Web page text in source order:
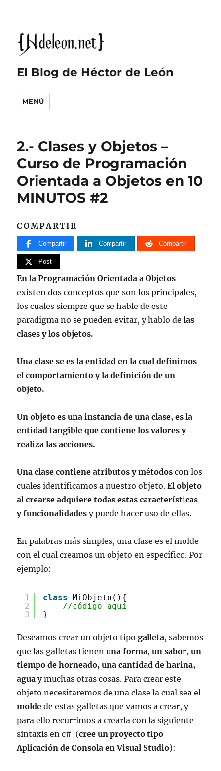
El Blog de Héctor de León
MENÚ
2.- Clases y Objetos –
Curso de Programación
Orientada a Objetos en 10
MINUTOS #2
COMPARTIR
Compartir Compartir Compartir
Post
En la Programación Orientada a Objetos
existen dos conceptos que son los principales,
los cuales siempre que se hable de este
paradigma no se pueden evitar, y hablo de las
clases y los objetos.
Una clase se es la entidad en la cual definimos
el comportamiento y la definición de un
objeto.
Un objeto es una instancia de una clase, es la
entidad tangible que contiene los valores y
realiza las acciones.
Una clase contiene atributos y métodos con los
cuales identificamos a nuestro objeto.El objeto
al crearse adquiere todas estas características
y funcionalidades y puede hacer uso de ellas.
En palabras más simples, una clase es el molde
con el cual creamos un objeto en específico. Por
ejemplo:
1
2
3
class
MiObjeto(){
//código aqui
}
Deseamos crear un objeto tipogalleta, sabemos
que las galletas tienen una forma, un sabor, un
tiempo de horneado, una cantidad de harina,
agua y muchas otras cosas. Para crear este
objeto necesitaremos de una clase la cual sea el
molde de estas galletas que vamos a crear, y
para ello recurrimos a crearla con la siguiente
sintaxis en c# (cree un proyecto tipo
Aplicación de Consola en Visual Studio):